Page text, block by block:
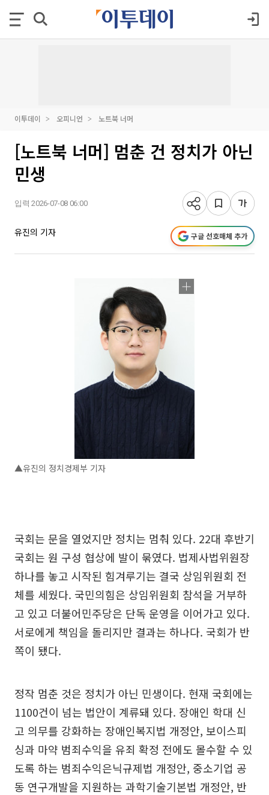
이투데이 오피니언 노트북 너머
[노트북 너머] 멈춘 건 정치가 아닌
민생
입력 2026-07-08 06:00
유진의 기자 구글 선호매체 추가
▲유진의 정치경제부 기자
국회는 문을 열었지만 정치는 멈춰 있다. 22대 후반기
국회는 원 구성 협상에 발이 묶였다. 법제사법위원장
하나를 놓고 시작된 힘겨루기는 결국 상임위원회 전
체를 세웠다. 국민의힘은 상임위원회 참석을 거부하
고 있고 더불어민주당은 단독 운영을 이어가고 있다.
서로에게 책임을 돌리지만 결과는 하나다. 국회가 반
쪽이 됐다.
정작 멈춘 것은 정치가 아닌 민생이다. 현재 국회에는
1100건이 넘는 법안이 계류돼 있다. 장애인 학대 신
고 의무를 강화하는 장애인복지법 개정안, 보이스피
싱과 마약 범죄수익을 유죄 확정 전에도 몰수할 수 있
도록 하는 범죄수익은닉규제법 개정안, 중소기업 공
동 연구개발을 지원하는 과학기술기본법 개정안, 반